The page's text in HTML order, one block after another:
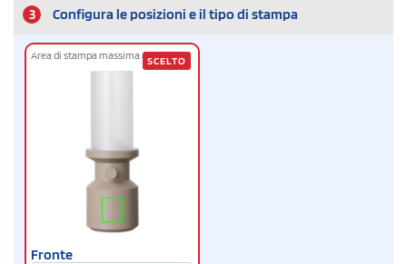
3 Configura le posizioni e il tipo di stampa
Area di stampa massima cm2,5 x 3
Fronte
SCELTO